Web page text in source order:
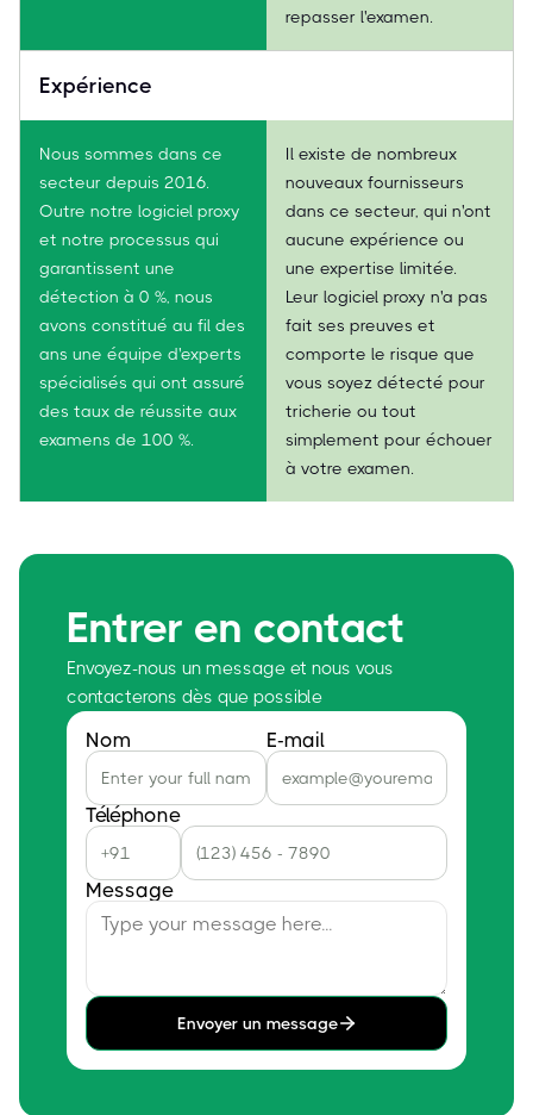
repasser l'examen.
Expérience
Nous sommes dans ce
secteur depuis 2016.
Outre notre logiciel proxy
et notre processus qui
garantissent une
détection à 0 %, nous
avons constitué au fil des
ans une équipe d'experts
spécialisés qui ont assuré
des taux de réussite aux
examens de 100 %.
Il existe de nombreux
nouveaux fournisseurs
dans ce secteur, qui n'ont
aucune expérience ou
une expertise limitée.
Leur logiciel proxy n'a pas
fait ses preuves et
comporte le risque que
vous soyez détecté pour
tricherie ou tout
simplement pour échouer
à votre examen.
Entrer en contact
Envoyez-nous un message et nous vous
contacterons dès que possible
Nom E-mail
Téléphone
Message
Envoyer un message